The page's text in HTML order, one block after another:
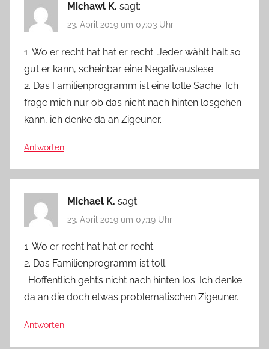
Michawl K. sagt:
23. April 2019 um 07:03 Uhr
1. Wo er recht hat hat er recht. Jeder wählt halt so
gut er kann, scheinbar eine Negativauslese.
2. Das Familienprogramm ist eine tolle Sache. Ich
frage mich nur ob das nicht nach hinten losgehen
kann, ich denke da an Zigeuner.
Antworten
Michael K. sagt:
23. April 2019 um 07:19 Uhr
1. Wo er recht hat hat er recht.
2. Das Familienprogramm ist toll.
. Hoffentlich geht’s nicht nach hinten los. Ich denke
da an die doch etwas problematischen Zigeuner.
Antworten